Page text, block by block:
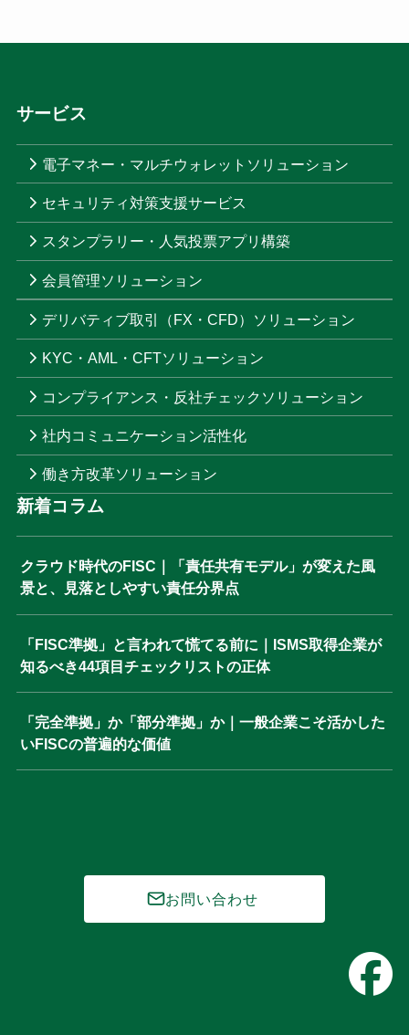
サービス
電子マネー・マルチウォレットソリューション
セキュリティ対策支援サービス
スタンプラリー・人気投票アプリ構築
会員管理ソリューション
デリバティブ取引（FX・CFD）ソリューション
KYC・AML・CFTソリューション
コンプライアンス・反社チェックソリューション
社内コミュニケーション活性化
働き方改革ソリューション
新着コラム
クラウド時代のFISC｜「責任共有モデル」が変えた風
景と、見落としやすい責任分界点
「FISC準拠」と言われて慌てる前に｜ISMS取得企業が
知るべき44項目チェックリストの正体
「完全準拠」か「部分準拠」か｜一般企業こそ活かした
いFISCの普遍的な価値
お問い合わせ